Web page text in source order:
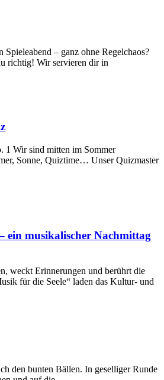
Spieleabend – ganz ohne Regelchaos?
richtig! Wir servieren dir in
1 Wir sind mitten im Sommer
Sonne, Quiztime… Unser Quizmaster
ein musikalischer Nachmittag
weckt Erinnerungen und berührt die
für die Seele“ laden das Kultur- und
den bunten Bällen. In geselliger Runde